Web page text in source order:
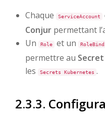
Chaque ServiceAccount
Conjur permettant
Un
Role et un
permettre au
les
Secrets Kubernetes .
2.3.3.